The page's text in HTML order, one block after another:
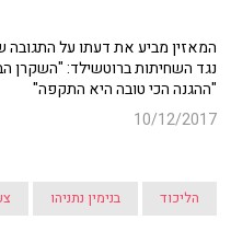
המאזין מביע את דעתו על התגובה
נגד השחיתות ברוטשילד: "השקרן
"ההגנה הכי טובה היא התקפה"
10/12/2017
הליכוד בנימין נתניהו